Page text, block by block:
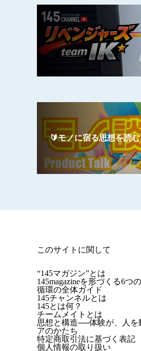
🔰モノに宿る思想を読
このサイトに関して
“145マガジン”とは
145magazineを形づくる6つ
循環の全体ガイド
145チャンネルとは
145とは何？
チームメイトとは
思想と構造──体験が、人を
アのかたち
特定商取引法に基づく表記
個人情報の取り扱い